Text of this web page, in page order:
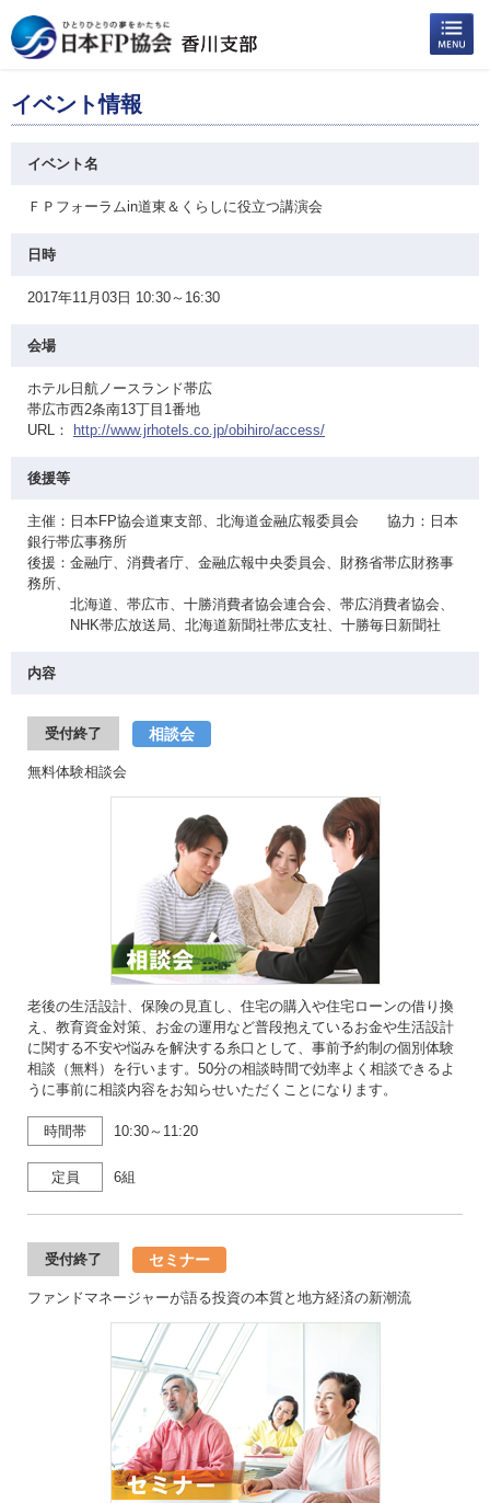
イベント情報
イベント名
ＦＰフォーラムin道東＆くらしに役立つ講演会
日時
2017年11月03日 10:30～16:30
会場
ホテル日航ノースランド帯広
帯広市西2条南13丁目1番地
URL：
http://www.jrhotels.co.jp/obihiro/access/
後援等
主催：日本FP協会道東支部、北海道金融広報委員会 協力：日本
銀行帯広事務所
後援：金融庁、消費者庁、金融広報中央委員会、財務省帯広財務事
務所、
北海道、帯広市、十勝消費者協会連合会、帯広消費者協会、
NHK帯広放送局、北海道新聞社帯広支社、十勝毎日新聞社
内容
受付終了 相談会
無料体験相談会
老後の生活設計、保険の見直し、住宅の購入や住宅ローンの借り換
え、教育資金対策、お金の運用など普段抱えているお金や生活設計
に関する不安や悩みを解決する糸口として、事前予約制の個別体験
相談（無料）を行います。50分の相談時間で効率よく相談できるよ
うに事前に相談内容をお知らせいただくことになります。
時間帯 10:30～11:20
定員 6組
受付終了 セミナー
ファンドマネージャーが語る投資の本質と地方経済の新潮流